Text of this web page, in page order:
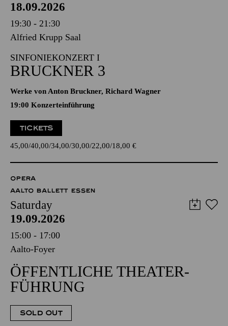
18.09.2026
19:30 - 21:30
Alfried Krupp Saal
SINFONIEKONZERT I
BRUCKNER 3
Werke von Anton Bruckner, Richard Wagner
19:00 Konzerteinführung
TICKETS
45,00 40,00 34,00 30,00 22,00 18,00 €
OPERA
AALTO BALLETT ESSEN
Saturday
19.09.2026
15:00 - 17:00
Aalto-Foyer
ÖFFENTLICHE THEATER­
FÜHRUNG
SOLD OUT